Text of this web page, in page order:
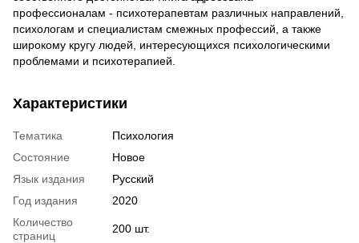
профессионалам - психотерапевтам различных направлений,
психологам и специалистам смежных профессий, а также
широкому кругу людей, интересующихся психологическими
проблемами и психотерапией.
Характеристики
Тематика
Психология
Состояние
Новое
Язык издания
Русский
Год издания
2020
Количество
страниц
200 шт.